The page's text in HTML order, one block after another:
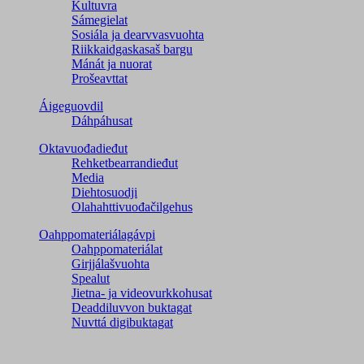
Kultuvra
Sámegielat
Sosiála ja dearvvasvuohta
Riikkaidgaskasaš bargu
Mánát ja nuorat
Prošeavttat
Áigeguovdil
Dáhpáhusat
Oktavuođadieđut
Rehketbearrandieđut
Media
Diehtosuodji
Olahahttivuođačilgehus
Oahppomateriálagávpi
Oahppomateriálat
Girjjálašvuohta
Spealut
Jietna- ja videovurkkohusat
Deaddiluvvon buktagat
Nuvttá digibuktagat